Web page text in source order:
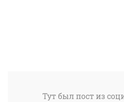
Тут был пост из